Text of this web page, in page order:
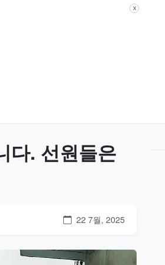
X
다. 선원들은
22 7월, 2025